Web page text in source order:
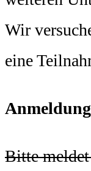
Wir
eine
Bitte meldet